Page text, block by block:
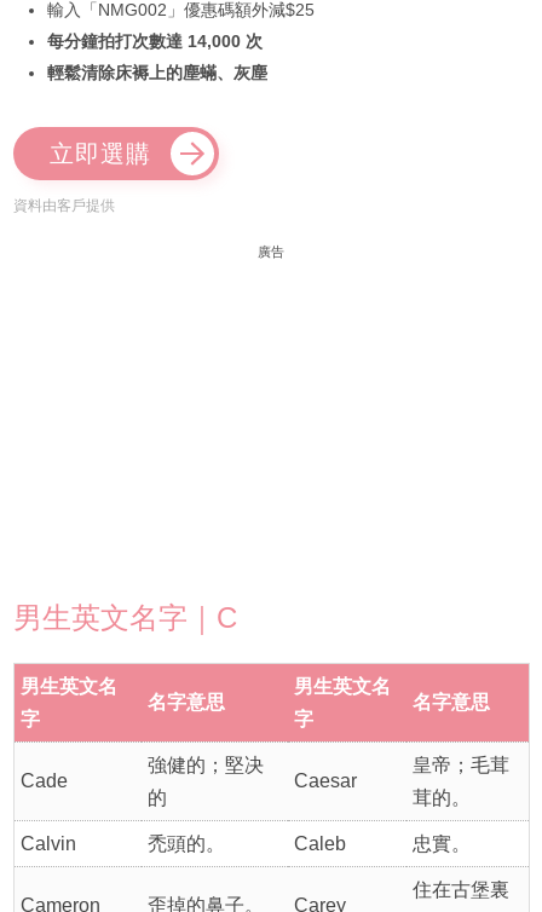
輸入「NMG002」優惠碼額外減$25
每分鐘拍打次數達 14,000 次
輕鬆清除床褥上的塵蟎、灰塵
立即選購
資料由客戶提供
廣告
男生英文名字｜C
男生英文名
字
名字意思
男生英文名
字
名字意思
Cade
強健的；堅决
的
Caesar
皇帝；毛茸
茸的。
Calvin 禿頭的。 Caleb 忠實。
Cameron 歪掉的鼻子。 Carey
住在古堡裏